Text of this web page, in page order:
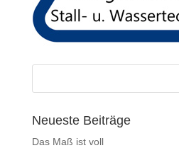
Neueste Beiträge
Das Maß ist voll